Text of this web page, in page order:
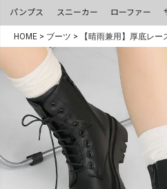
パンプス スニーカー ローファー
HOME ブーツ 【晴雨兼用】厚底レ